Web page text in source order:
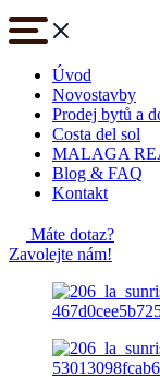
Úvod
Novostavby
Prodej bytů a
Costa del sol
MALAGA
Blog & FAQ
Kontakt
Máte dotaz?
Zavolejte nám!